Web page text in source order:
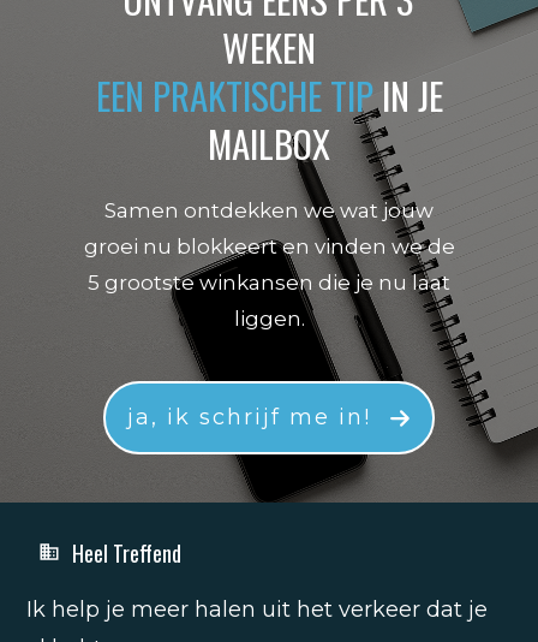
WEKEN
EEN PRAKTISCHE TIPIN JE
MAILBOX
Samen ontdekken we wat jouw
groei nu blokkeert en vinden we de
5 grootste winkansen die je nu laat
liggen.
ja, ik schrijf me in!
Heel Treffend
Ik help je meer halen uit het verkeer dat je